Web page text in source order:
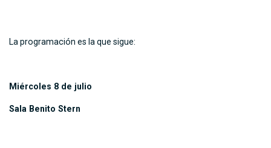
La programación es la que sigue:
Miércoles 8 de julio
Sala Benito Stern